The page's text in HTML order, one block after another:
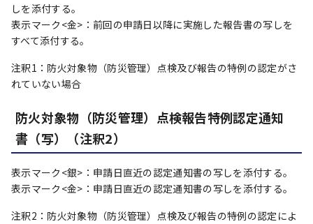
しを添付する。
表示マーク<金>：前回の申請日以降に実施した報告書の写しを
すべて添付する。
注釈1：防火対象物（防災管理）点検及び報告の特例の認定がさ
れていない場合
防火対象物（防災管理）点検報告特例認定通知
書（写）（注釈2）
表示マーク<銀>：申請日直近の認定通知書の写しを添付する。
表示マーク<金>：申請日直近の認定通知書の写しを添付する。
注釈2：防火対象物（防災管理）点検及び報告の特例の認定によ